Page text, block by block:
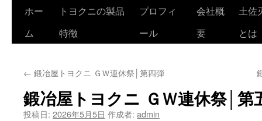
コ
ン
ツ
ホー
ム
トヨクニの製品
特徴
プロフィ
ール
会社概
要
土佐
とは
← 鍛冶屋トヨクニ ＧＷ連休祭│第四弾
鍛冶屋トヨクニ ＧＷ連休祭│第
投稿日: 2026年5月5日 作成者: admin